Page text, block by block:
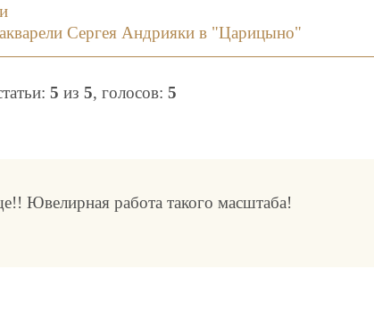
Сергея Андрияки в "Царицыно"
5 из5, голосов:5
Ювелирная работа такого масштаба!